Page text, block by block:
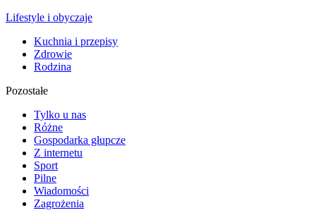
Lifestyle i obyczaje
Kuchnia i przepisy
Zdrowie
Rodzina
Pozostałe
Tylko u nas
Różne
Gospodarka głupcze
Z internetu
Sport
Pilne
Wiadomości
Zagrożenia